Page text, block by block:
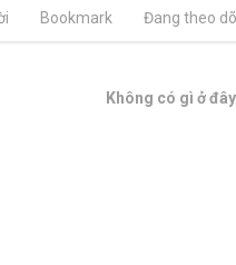
Bookmark Đang theo
Không có gì ở